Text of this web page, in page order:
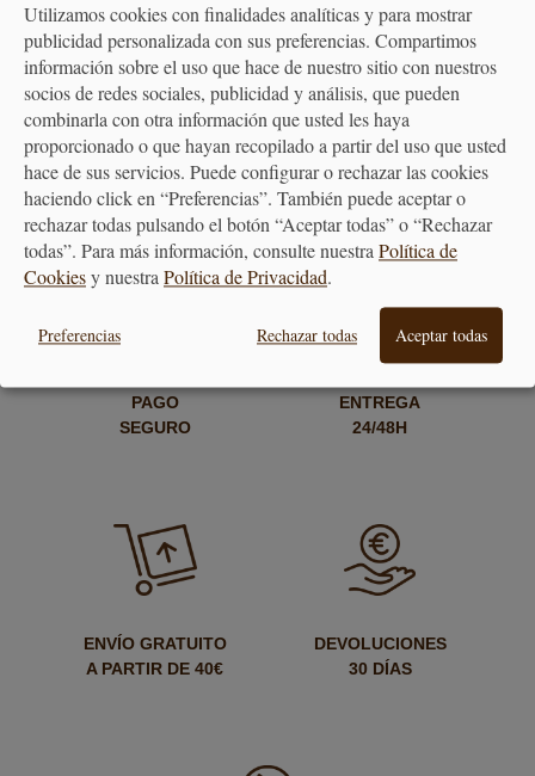
Rodillo para niños Nordic
Ware Kids
11,00 €
Juego de 3 Cortadores Forma
Niño
5,09 €
PAGO
SEGURO
ENTREGA
24/48H
ENVÍO GRATUITO
A PARTIR DE 40€
DEVOLUCIONES
30 DÍAS
Utilizamos cookies con finalidades analíticas y para mostrar
publicidad personalizada con sus preferencias. Compartimos
información sobre el uso que hace de nuestro sitio con nuestros
socios de redes sociales, publicidad y análisis, que pueden
combinarla con otra información que usted les haya
proporcionado o que hayan recopilado a partir del uso que usted
hace de sus servicios. Puede configurar o rechazar las cookies
haciendo click en “Preferencias”. También puede aceptar o
rechazar todas pulsando el botón “Aceptar todas” o “Rechazar
todas”. Para más información, consulte nuestra Política de
Cookiesy nuestra Política de Privacidad.
Preferencias Rechazar todas Aceptar todas